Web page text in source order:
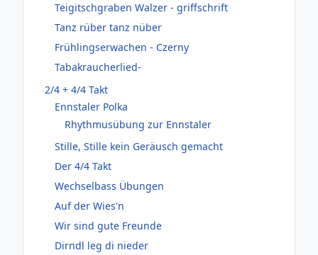
Teigitschgraben Walzer - griffschrift
Tanz rüber tanz nüber
Frühlingserwachen - Czerny
Tabakraucherlied-
2/4 + 4/4 Takt
Ennstaler Polka
Rhythmusübung zur Ennstaler
Stille, Stille kein Geräusch gemacht
Der 4/4 Takt
Wechselbass Übungen
Auf der Wies'n
Wir sind gute Freunde
Dirndl leg di nieder